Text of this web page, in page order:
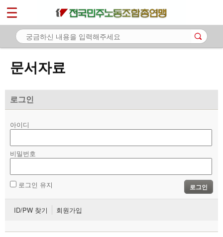
문서자료
로그인
아이디
비밀번호
로그인 유지 로그인
ID/PW 찾기 회원가입
마이페이지
소개
노동상담
자료
- 미디어자료
- 카드뉴스
부설기관